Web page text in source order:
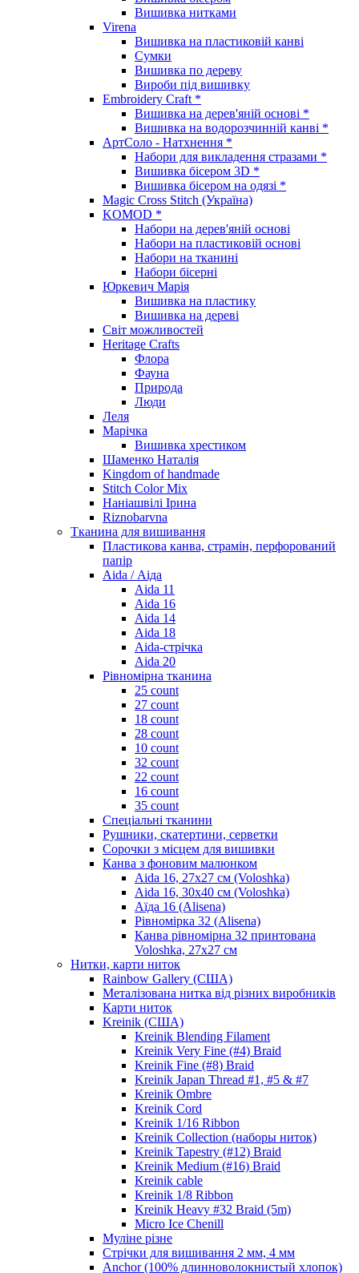
Вишивка нитками
Virena
Вишивка на пластиковій канві
Сумки
Вишивка по дереву
Вироби під вишивку
Embroidery Craft *
Вишивка на дерев'яній основі *
Вишивка на водорозчинній канві *
АртСоло - Натхнення *
Набори для викладення стразами *
Вишивка бісером 3D *
Вишивка бісером на одязі *
Magic Cross Stitch (Україна)
KOMOD *
Набори на дерев'яній основі
Набори на пластиковій основі
Набори на тканині
Набори бісерні
Юркевич Марія
Вишивка на пластику
Вишивка на дереві
Світ можливостей
Heritage Crafts
Флора
Фауна
Природа
Люди
Леля
Марічка
Вишивка хрестиком
Шаменко Наталія
Kingdom of handmade
Stitch Color Mix
Наніашвілі Ірина
Riznobarvna
Тканина для вишивання
Пластикова канва, страмін, перфорований
папір
Aida / Аіда
Aida 11
Aida 16
Aida 14
Aida 18
Aida-стрічка
Aida 20
Рівномірна тканина
25 count
27 count
18 count
28 count
10 count
32 count
22 count
16 count
35 count
Спеціальні тканини
Рушники, скатертини, серветки
Сорочки з місцем для вишивки
Канва з фоновим малюнком
Aida 16, 27х27 см (Voloshka)
Aida 16, 30х40 см (Voloshka)
Аїда 16 (Alisena)
Рівномірка 32 (Alisena)
Канва рівномірна 32 принтована
Voloshka, 27х27 см
Нитки, карти ниток
Rainbow Gallery (США)
Металізована нитка від різних виробників
Карти ниток
Kreinik (США)
Kreinik Blending Filament
Kreinik Very Fine (#4) Braid
Kreinik Fine (#8) Braid
Kreinik Japan Thread #1, #5 & #7
Kreinik Ombre
Kreinik Cord
Kreinik 1/16 Ribbon
Kreinik Collection (наборы ниток)
Kreinik Tapestry (#12) Braid
Kreinik Medium (#16) Braid
Kreinik cable
Kreinik 1/8 Ribbon
Kreinik Heavy #32 Braid (5m)
Micro Ice Chenill
Муліне різне
Стрічки для вишивання 2 мм, 4 мм
Anchor (100% длинноволокнистый хлопок)